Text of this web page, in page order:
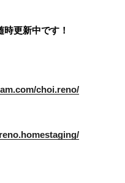
更新中です！
choi.reno/